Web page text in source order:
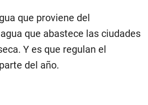
que proviene del
que abastece las ciudades
Y es que regulan el
del año.